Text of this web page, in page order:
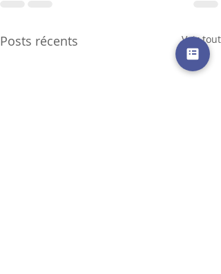
Posts récents Voir tout